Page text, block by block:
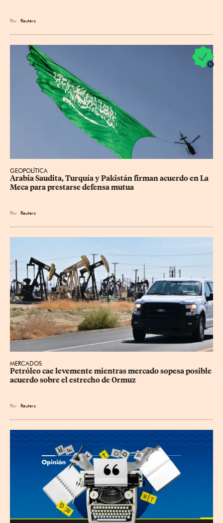
Por Reuters
GEOPOLÍTICA
Arabia Saudita, Turquía y Pakistán firman acuerdo en La
Meca para prestarse defensa mutua
Por Reuters
MERCADOS
Petróleo cae levemente mientras mercado sopesa posible
acuerdo sobre el estrecho de Ormuz
Por Reuters